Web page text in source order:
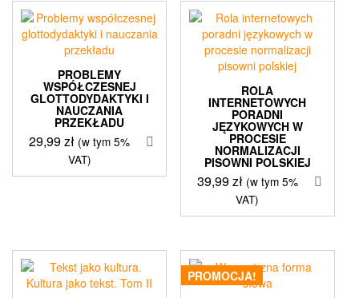
PROBLEMY
WSPÓŁCZESNEJ
GLOTTODYDAKTYKI I
NAUCZANIA
PRZEKŁADU
29,99zł (w tym 5%
VAT)
ROLA
INTERNETOWYCH
PORADNI
JĘZYKOWYCH W
PROCESIE
NORMALIZACJI
PISOWNI POLSKIEJ
39,99zł (w tym 5%
VAT)
PROMOCJA!